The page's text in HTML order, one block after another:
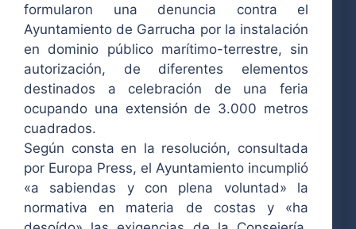
formularon una denuncia contra el
Ayuntamiento de Garrucha por la instalación
en dominio público marítimo-terrestre, sin
autorización, de diferentes elementos
destinados a celebración de una feria
ocupando una extensión de 3.000 metros
cuadrados.
Según consta en la resolución, consultada
por Europa Press, el Ayuntamiento incumplió
«a sabiendas y con plena voluntad» la
normativa en materia de costas y «ha